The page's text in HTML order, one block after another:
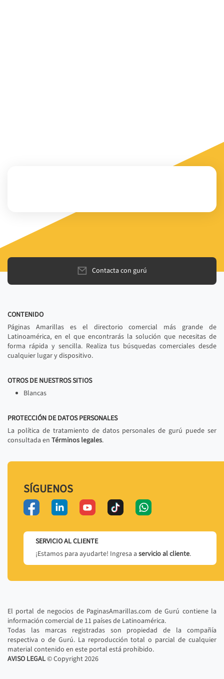
Contacta con gurú
CONTENIDO
Páginas Amarillas es el directorio comercial más grande de
Latinoamérica, en el que encontrarás la solución que necesitas de
forma rápida y sencilla. Realiza tus búsquedas comerciales desde
cualquier lugar y dispositivo.
OTROS DE NUESTROS SITIOS
Blancas
PROTECCIÓN DE DATOS PERSONALES
La política de tratamiento de datos personales de gurú puede ser
consultada en Términos legales.
SÍGUENOS
SERVICIO AL CLIENTE
¡Estamos para ayudarte! Ingresa a servicio al cliente.
El portal de negocios de PaginasAmarillas.com de Gurú contiene la
información comercial de 11 países de Latinoamérica.
Todas las marcas registradas son propiedad de la compañía
respectiva o de Gurú. La reproducción total o parcial de cualquier
material contenido en este portal está prohibido.
AVISO LEGAL© Copyright2026